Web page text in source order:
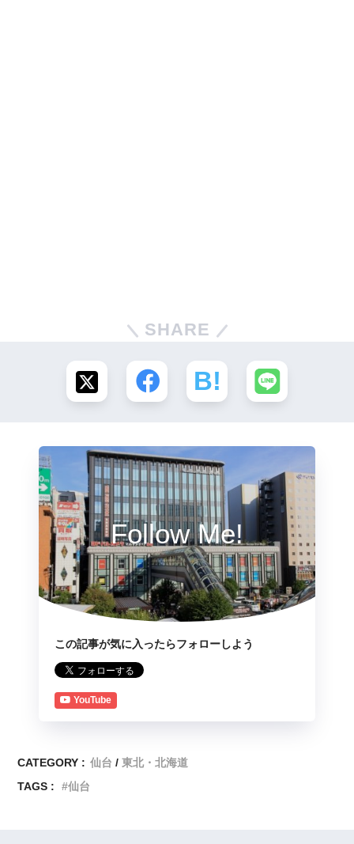
SHARE
Follow Me!
この記事が気に入ったらフォローしよう
YouTube
CATEGORY : 仙台
東北・北海道
TAGS :
仙台